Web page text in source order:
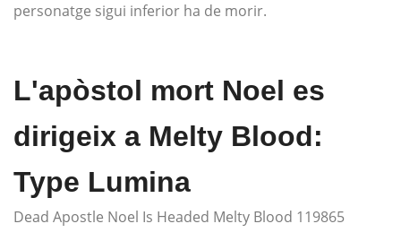
personatge sigui inferior ha de morir.
L'apòstol mort Noel es
dirigeix ​​a Melty Blood:
Type Lumina
Dead Apostle Noel Is Headed Melty Blood 119865